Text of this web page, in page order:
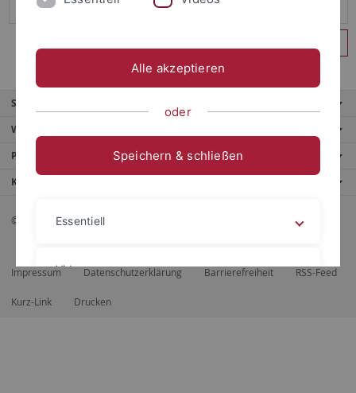
Service
Weitere Angebote
Portale
Kontaktinfo
© 2026 Eberhard Karls Universität Tübingen, Tübingen
Impressum Datenschutzerklärung Barrierefreiheit RSS-Feed
Kurz-Link Drucken
Alle akzeptieren
oder
Speichern & schließen
Essentiell
Videos